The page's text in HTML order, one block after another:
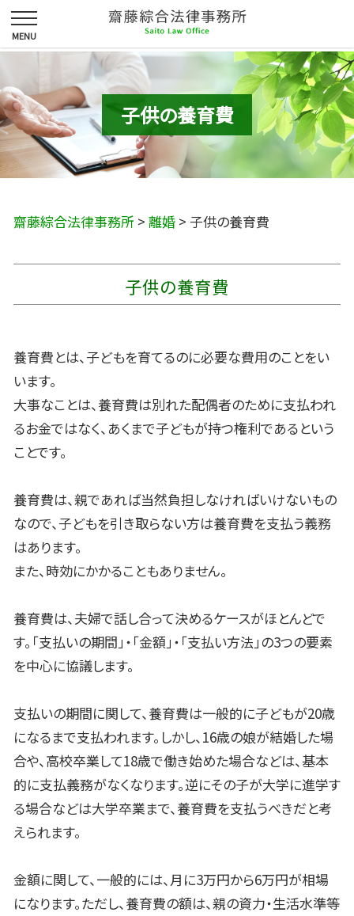
子供の養育費
齋藤綜合法律事務所 > 離婚 > 子供の養育費
子供の養育費
養育費とは、子どもを育てるのに必要な費用のことをい
います。
大事なことは、養育費は別れた配偶者のために支払われ
るお金ではなく、あくまで子どもが持つ権利であるという
ことです。
養育費は、親であれば当然負担しなければいけないもの
なので、子どもを引き取らない方は養育費を支払う義務
はあります。
また、時効にかかることもありません。
養育費は、夫婦で話し合って決めるケースがほとんどで
す。「支払いの期間」・「金額」・「支払い方法」の3つの要素
を中心に協議します。
支払いの期間に関して、養育費は一般的に子どもが20歳
になるまで支払われます。しかし、16歳の娘が結婚した場
合や、高校卒業して18歳で働き始めた場合などは、基本
的に支払義務がなくなります。逆にその子が大学に進学す
る場合などは大学卒業まで、養育費を支払うべきだと考
えられます。
金額に関して、一般的には、月に3万円から6万円が相場
になります。ただし、養育費の額は、親の資力・生活水準等